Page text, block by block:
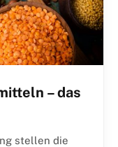
– das
stellen die